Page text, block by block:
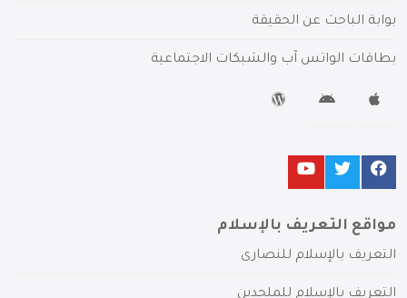
بوابة الباحث عن الحقيقة
بطاقات الواتس آب والشبكات الاجتماعية
مواقع التعريف بالإسلام
التعريف بالإسلام للنصارى
التعريف بالإسلام للملحدين